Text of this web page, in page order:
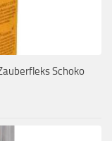
Schoko